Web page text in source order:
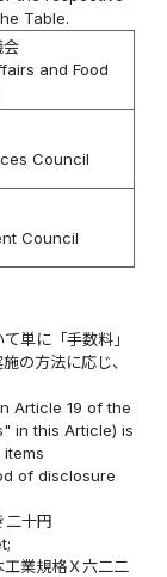
Table.
会
and Food
Council
Council
単に「手数料」
の方法に応じ、
Article 19 of the
in this Article) is
of disclosure
二十円
業規格Ｘ六二二